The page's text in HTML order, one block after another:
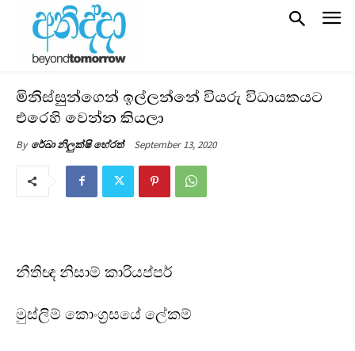
මිනිස්සුන්ගෙන් ඉල්ලන්නේ වියරු විධායකයට
එරෙහි වෙන්න කියලා
By රේඛා නිලුක්ෂි හේරත් September 13, 2020
නීතිඥ නිසාම් කාරියප්පර්
මුස්ලිම් කොංග්‍රසයේ ලේකම්